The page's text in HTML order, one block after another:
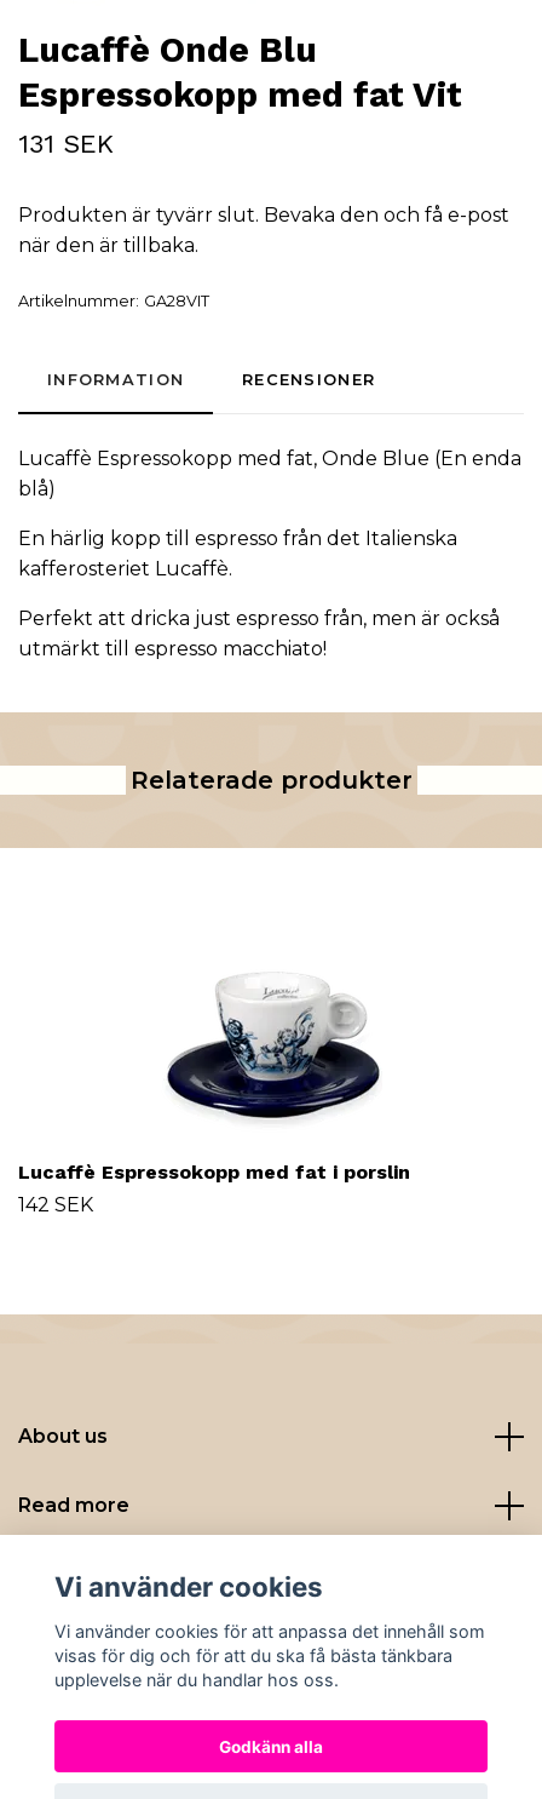
Lucaffè Onde Blu
Espressokopp med fat Vit
131 SEK
Produkten är tyvärr slut. Bevaka den och få e-post
när den är tillbaka.
Artikelnummer: GA28VIT
INFORMATION RECENSIONER
Lucaffè Espressokopp med fat, Onde Blue (En enda
blå)
En härlig kopp till espresso från det Italienska
kafferosteriet Lucaffè.
Perfekt att dricka just espresso från, men är också
utmärkt till espresso macchiato!
Relaterade produkter
Lucaffè Espressokopp med fat i porslin
142 SEK
About us
Read more
Sociala medier
Vi använder cookies
Vi använder cookies för att anpassa det innehåll som
visas för dig och för att du ska få bästa tänkbara
upplevelse när du handlar hos oss.
Godkänn alla